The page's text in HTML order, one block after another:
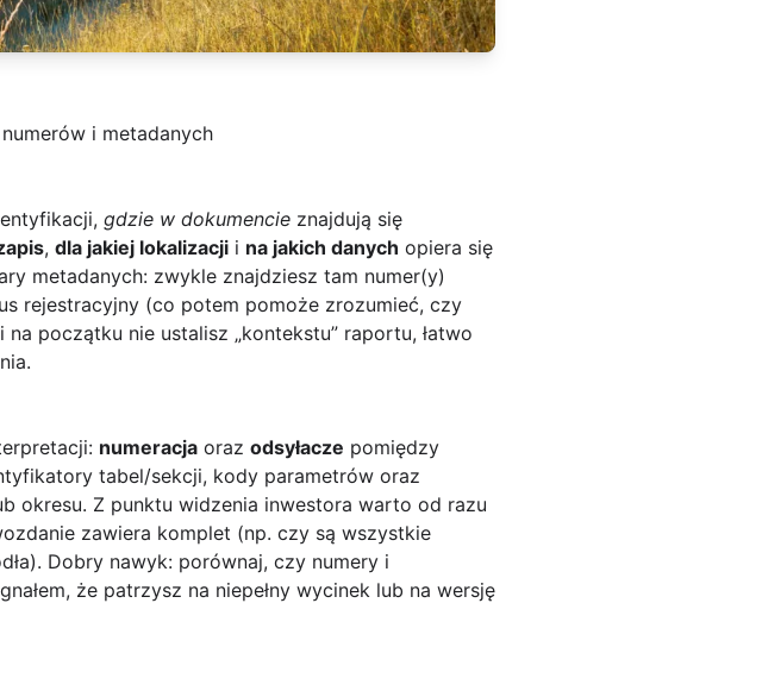
i metadanych
gdzie w dokumencie znajdują się
, dla jakiej lokalizacji i na jakich danych opiera się
metadanych: zwykle znajdziesz tam numer(y)
rejestracyjny (co potem pomoże zrozumieć, czy
początku nie ustalisz „kontekstu” raportu, łatwo
numeracja oraz odsyłacze pomiędzy
tabel/sekcji, kody parametrów oraz
okresu. Z punktu widzenia inwestora warto od razu
zawiera komplet (np. czy są wszystkie
Dobry nawyk: porównaj, czy numery i
że patrzysz na niepełny wycinek lub na wersję